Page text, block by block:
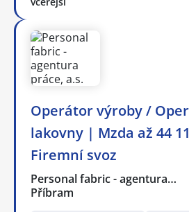
Operátor výroby /
lakovny | Mzda až 44
Firemní svoz
Personal fabric - agentura…
Příbram